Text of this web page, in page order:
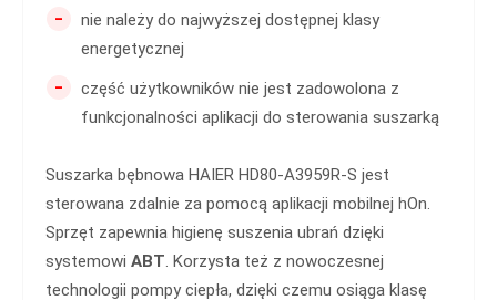
-
nie należy do najwyższej dostępnej klasy
energetycznej
-
część użytkowników nie jest zadowolona z
funkcjonalności aplikacji do sterowania suszarką
Suszarka bębnowa HAIER HD80-A3959R-S jest
sterowana zdalnie za pomocą aplikacji mobilnej hOn.
Sprzęt zapewnia higienę suszenia ubrań dzięki
systemowi ABT. Korzysta też z nowoczesnej
technologii pompy ciepła, dzięki czemu osiąga klasę